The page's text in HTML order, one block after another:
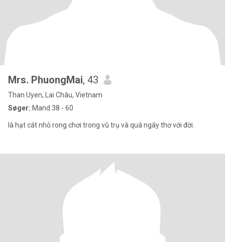
Mrs. PhuongMai, 43
Than Uyen, Lai Châu, Vietnam
Søger: Mand 38 - 60
là hạt cát nhỏ rong chơi trong vũ trụ và quá ngây thơ với đời.